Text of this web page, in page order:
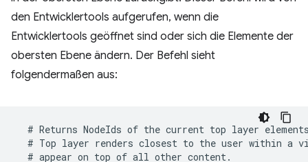
den Entwicklertools aufgerufen, wenn die
Entwicklertools geöffnet sind oder sich die Elemente der
obersten Ebene ändern. Der Befehl sieht
folgendermaßen aus: